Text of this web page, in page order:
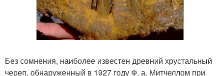
Без сомнения, наиболее известен древний хрустальный
череп, обнаруженный в 1927 году Ф. а. Митчеллом при